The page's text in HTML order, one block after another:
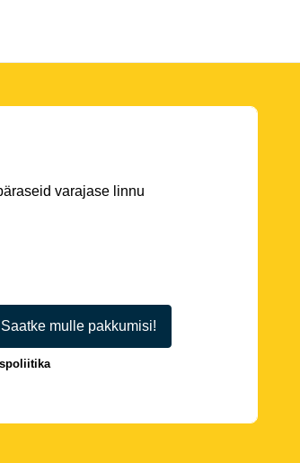
varajase linnu
Saatke mulle pakkumisi!